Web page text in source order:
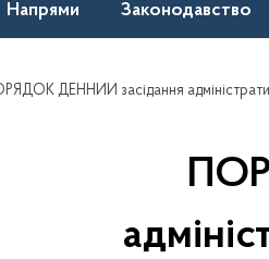
Напрями Законодавство
ДЕННИЙ засідання адміністративної колегії Запорізького